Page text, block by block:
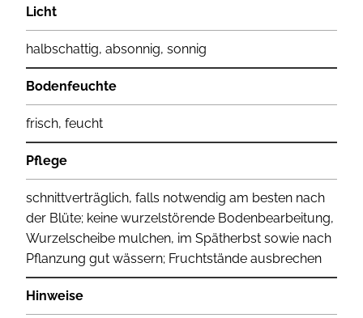
Licht
halbschattig, absonnig, sonnig
Bodenfeuchte
frisch, feucht
Pflege
schnittverträglich, falls notwendig am besten nach
der Blüte; keine wurzelstörende Bodenbearbeitung,
Wurzelscheibe mulchen, im Spätherbst sowie nach
Pflanzung gut wässern; Fruchtstände ausbrechen
Hinweise